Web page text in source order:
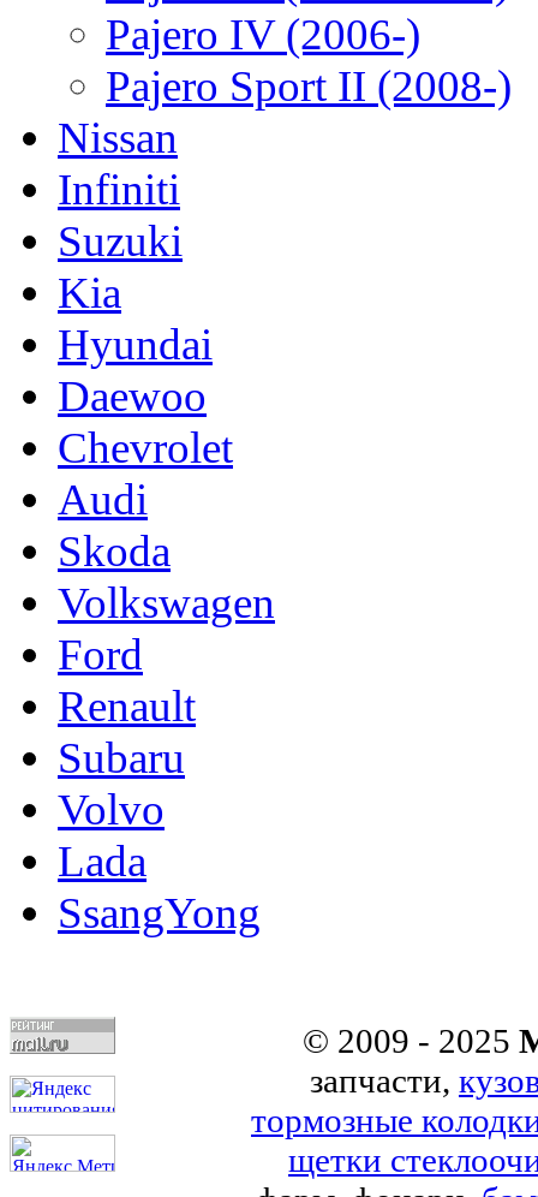
Pajero IV (2006-)
Pajero Sport II (2008-)
Nissan
Infiniti
Suzuki
Kia
Hyundai
Daewoo
Chevrolet
Audi
Skoda
Volkswagen
Ford
Renault
Subaru
Volvo
Lada
SsangYong
© 2009 - 2025
запчасти,
тормозные
щетки